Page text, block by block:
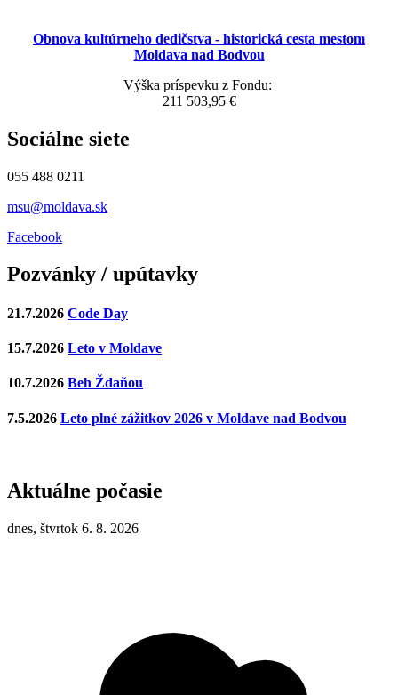
Obnova kultúrneho dedičstva - historická cesta mestom
Moldava nad Bodvou
Výška príspevku z Fondu:
211 503,95 €
Sociálne siete
055 488 0211
msu@moldava.sk
Facebook
Pozvánky / upútavky
21.7.2026 Code Day
15.7.2026 Leto v Moldave
10.7.2026 Beh Ždaňou
7.5.2026 Leto plné zážitkov 2026 v Moldave nad Bodvou
Aktuálne počasie
dnes, štvrtok 6. 8. 2026